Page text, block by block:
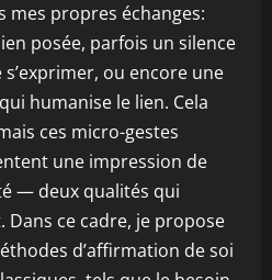
mes propres échanges:
posée, parfois un silence
ou encore une
humanise le lien. Cela
ces micro-gestes
une impression de
— deux qualités qui
ce cadre, je propose
d’affirmation de soi